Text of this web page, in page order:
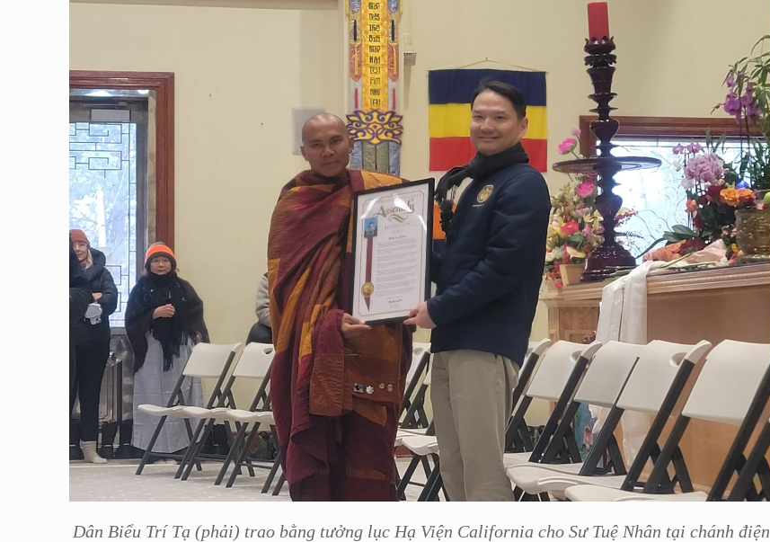
Dân Biểu Trí Tạ (phải) trao bằng tưởng lục Hạ Viện California cho Sư Tuệ Nhân tại chánh điện